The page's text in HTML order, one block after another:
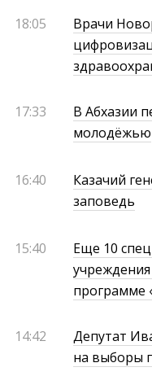
18:05
Врачи
17:33
В Абхазии
молодёжью
16:40
Казачий
заповедь
15:40
Еще 10
программе
14:42
Депутат
на выборы